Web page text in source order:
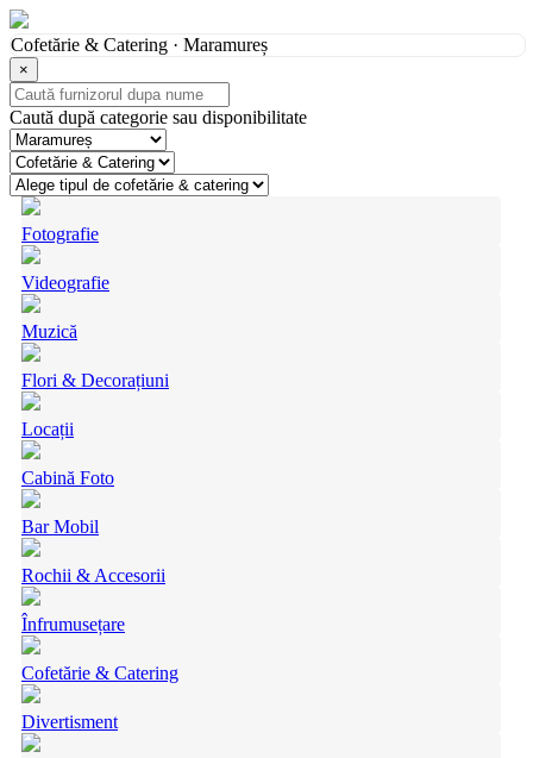
Cofetărie & Catering · Maramureș
×
Caută după categorie sau disponibilitate
Fotografie
Videografie
Muzică
Flori & Decorațiuni
Locații
Cabină Foto
Bar Mobil
Rochii & Accesorii
Înfrumusețare
Cofetărie & Catering
Divertisment